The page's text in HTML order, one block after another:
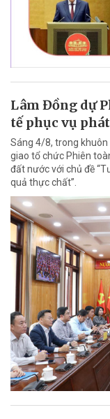
Lâm Đồng dự
tế phục vụ
Sáng 4/8, trong khuôn
giao tổ chức Phiên
đất nước với chủ đề
quả thực chất”.